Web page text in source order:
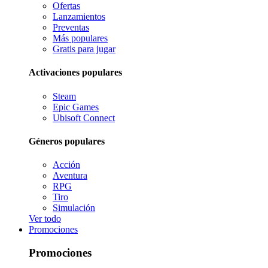
Ofertas
Lanzamientos
Preventas
Más populares
Gratis para jugar
Activaciones populares
Steam
Epic Games
Ubisoft Connect
Géneros populares
Acción
Aventura
RPG
Tiro
Simulación
Ver todo
Promociones
Promociones